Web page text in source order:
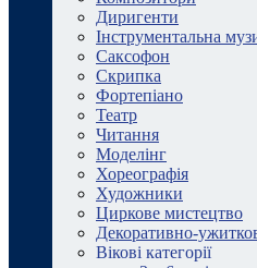
Диригенти
Інструментальна
Саксофон
Скрипка
Фортепіано
Театр
Читання
Моделінг
Хореографія
Художники
Циркове мистецтво
Декоративно-
Вікові категорії